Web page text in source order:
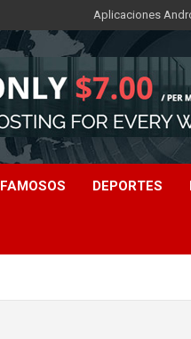
Aplicaciones
FAMOSOS DEPORTES